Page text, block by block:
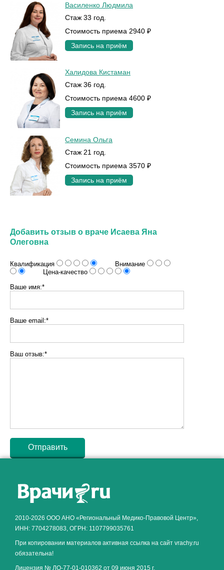
Василенко Людмила
Стаж 33 год.
Стоимость приема 2940 ₽
Запись на приём
Халидова Кистаман
Стаж 36 год.
Стоимость приема 4600 ₽
Запись на приём
Семина Ольга
Стаж 21 год.
Стоимость приема 3570 ₽
Запись на приём
Добавить отзыв о враче Исаева Яна
Олеговна
Квалификация
Внимание
Цена-качество
Ваше имя:*
Ваше email:*
Ваш отзыв:*
2010-2026 ООО АНО «Региональный Медико-Правовой Центр»,
ИНН: 7704278083, ОГРН: 1107799035761
При копировании материалов активная ссылка на сайт vrachy.ru
обязательна!
Лицензия № ЛО-77-01-010362 от 09 июня 2015 г.